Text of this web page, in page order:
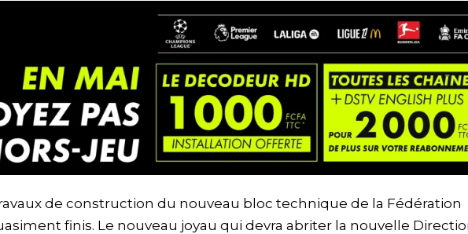
de construction du nouveau bloc technique de la Fédération
finis. Le nouveau joyau qui devra abriter la nouvelle